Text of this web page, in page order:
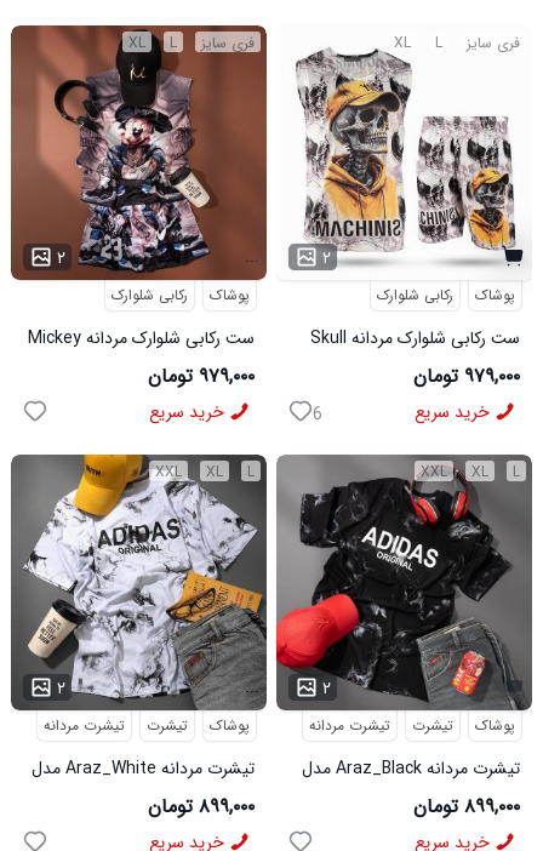
فری سایز L
XL
۲ ...
پوشاک رکابی شلوارک
ست رکابی شلوارک مردانه Mickey
مدل 3996
۹۷۹,۰۰۰ تومان
خرید سریع
فری سایز L
XL
۲
پوشاک رکابی شلوارک
ست رکابی شلوارک مردانه Skull
مدل 3995
۹۷۹,۰۰۰ تومان
خرید سریع 6
L
XL
XXL
۲ ...
پوشاک تیشرت تیشرت مردانه
تیشرت مردانه Araz_White مدل
3992
۸۹۹,۰۰۰ تومان
خرید سریع
L
XL
XXL
۲
پوشاک تیشرت تیشرت مردانه
تیشرت مردانه Araz_Black مدل
3991
۸۹۹,۰۰۰ تومان
خرید سریع